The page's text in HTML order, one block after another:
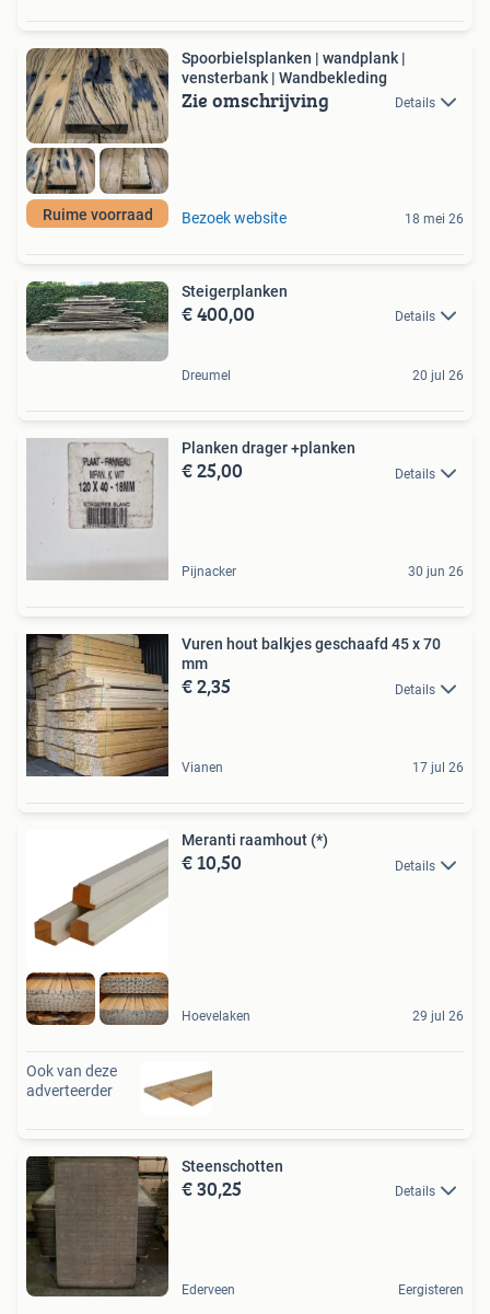
Ruime voorraad
Spoorbielsplanken | wandplank |
vensterbank | Wandbekleding
Zie omschrijving Details
Bezoek website 18 mei 26
Steigerplanken
€ 400,00 Details
Dreumel 20 jul 26
Planken drager +planken
€ 25,00 Details
Pijnacker 30 jun 26
Vuren hout balkjes geschaafd 45 x 70
mm
€ 2,35 Details
Vianen 17 jul 26
Meranti raamhout (*)
€ 10,50 Details
Hoevelaken 29 jul 26
Ook van deze
adverteerder
Steenschotten
€ 30,25 Details
Ederveen Eergisteren